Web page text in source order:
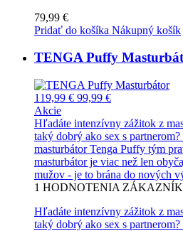
79,99 €
Pridať do košíka Nákupný košík
TENGA Puffy
119,99 € 99,99 €
Akcie
Hľadáte intenzívny zážitok z
taký dobrý ako sex s
masturbátor Tenga Puffy tým
masturbátor je viac než len
mužov - je to brána do nových
1 HODNOTENIA
Hľadáte intenzívny zážitok z
taký dobrý ako sex s